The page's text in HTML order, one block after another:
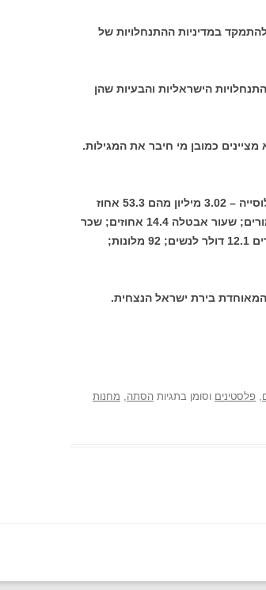
להתמקד במדיניות ההתנחלויות של
הישראליות והבעיות שהן
כמובן מי חיבר את המגילות.
* כיאה למדריך תיירים הוא מסתיים בנתונים סטטיסטיים: אוכלוסייה – 3.02 מיליון מהם 53.3 אחוז
מתחת לגיל 17 ; 2514 בתי ספר; 889,895 תלמידים; 30,162 מורים; שעור אבטלה 14.4 אחוזים; שכר
עבודה ממוצע ליום של שכיר בשטח הפלסטיני 14.5 דולר לגברים 12.1 דולר לנשים; 92 מלונות;
בירת ישראל הנצחית.
, פלסטינים וסומן בתגיות הסתה, מחנות